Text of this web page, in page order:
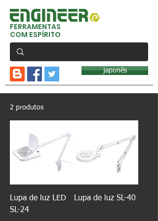
FERRAMENTAS
COM ESPÍRITO
japonês
2 produtos
Lupa de luz LED
SL-24
Lupa de luz SL-40